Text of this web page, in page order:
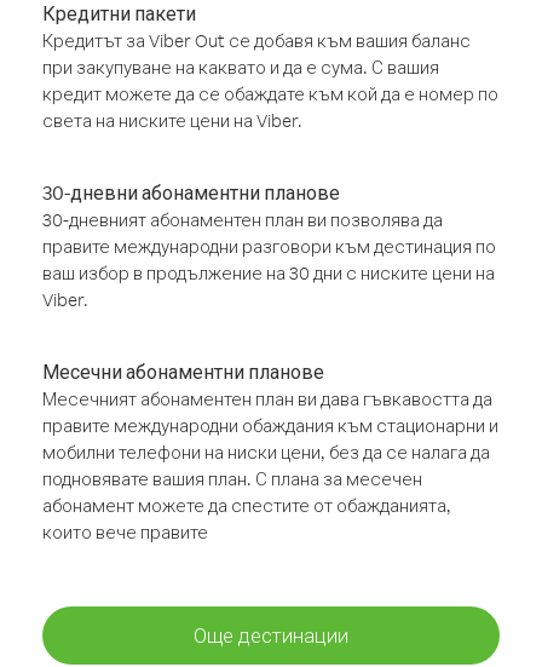
Кредитни пакети
Кредитът за Viber Out се добавя към вашия баланс
при закупуване на каквато и да е сума. С вашия
кредит можете да се обаждате към кой да е номер по
света на ниските цени на Viber.
30-дневни абонаментни планове
30-дневният абонаментен план ви позволява да
правите международни разговори към дестинация по
ваш избор в продължение на 30 дни с ниските цени на
Viber.
Месечни абонаментни планове
Месечният абонаментен план ви дава гъвкавостта да
правите международни обаждания към стационарни и
мобилни телефони на ниски цени, без да се налага да
подновявате вашия план. С плана за месечен
абонамент можете да спестите от обажданията,
които вече правите
Още дестинации